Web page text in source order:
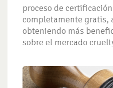
proceso de
completamente gratis,
obteniendo más
sobre el mercado